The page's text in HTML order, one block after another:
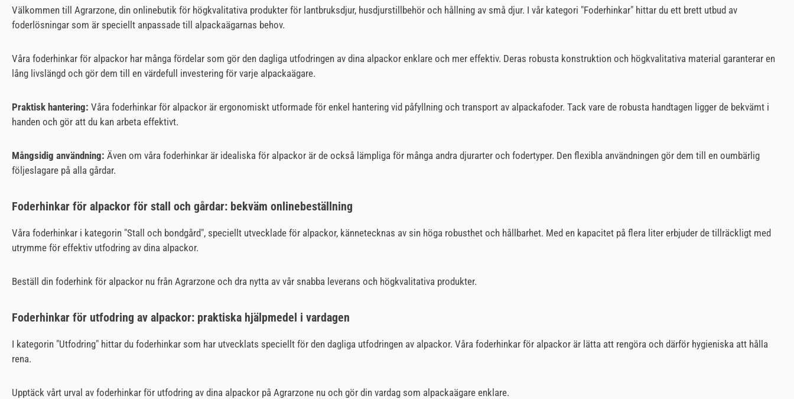
Välkommen till Agrarzone, din onlinebutik för högkvalitativa produkter för lantbruksdjur, husdjurstillbehör och hållning av små djur. I vår kategori "Foderhinkar" hittar du ett brett utbud av
foderlösningar som är speciellt anpassade till alpackaägarnas behov.
Våra foderhinkar för alpackor har många fördelar som gör den dagliga utfodringen av dina alpackor enklare och mer effektiv. Deras robusta konstruktion och högkvalitativa material garanterar en
lång livslängd och gör dem till en värdefull investering för varje alpackaägare.
Praktisk hantering: Våra foderhinkar för alpackor är ergonomiskt utformade för enkel hantering vid påfyllning och transport av alpackafoder. Tack vare de robusta handtagen ligger de bekvämt i
handen och gör att du kan arbeta effektivt.
Mångsidig användning: Även om våra foderhinkar är idealiska för alpackor är de också lämpliga för många andra djurarter och fodertyper. Den flexibla användningen gör dem till en oumbärlig
följeslagare på alla gårdar.
Foderhinkar för alpackor för stall och gårdar: bekväm onlinebeställning
Våra foderhinkar i kategorin "Stall och bondgård", speciellt utvecklade för alpackor, kännetecknas av sin höga robusthet och hållbarhet. Med en kapacitet på flera liter erbjuder de tillräckligt med
utrymme för effektiv utfodring av dina alpackor.
Beställ din foderhink för alpackor nu från Agrarzone och dra nytta av vår snabba leverans och högkvalitativa produkter.
Foderhinkar för utfodring av alpackor: praktiska hjälpmedel i vardagen
I kategorin "Utfodring" hittar du foderhinkar som har utvecklats speciellt för den dagliga utfodringen av alpackor. Våra foderhinkar för alpackor är lätta att rengöra och därför hygieniska att hålla
rena.
Upptäck vårt urval av foderhinkar för utfodring av dina alpackor på Agrarzone nu och gör din vardag som alpackaägare enklare.